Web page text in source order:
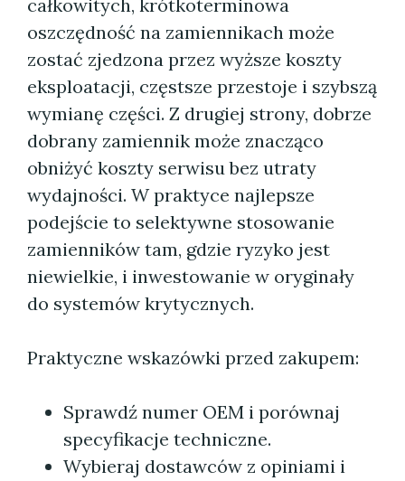
całkowitych, krótkoterminowa
oszczędność na zamiennikach może
zostać zjedzona przez wyższe koszty
eksploatacji, częstsze przestoje i szybszą
wymianę części. Z drugiej strony, dobrze
dobrany zamiennik może znacząco
obniżyć koszty serwisu bez utraty
wydajności. W praktyce najlepsze
podejście to selektywne stosowanie
zamienników tam, gdzie ryzyko jest
niewielkie, i inwestowanie w oryginały
do systemów krytycznych.
Praktyczne wskazówki przed zakupem:
Sprawdź numer OEM i porównaj
specyfikacje techniczne.
Wybieraj dostawców z opiniami i